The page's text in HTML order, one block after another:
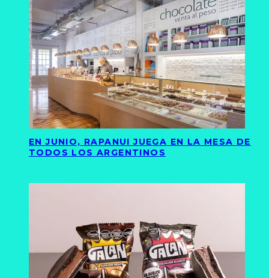
EN JUNIO, RAPANUI JUEGA EN LA MESA DE
TODOS LOS ARGENTINOS